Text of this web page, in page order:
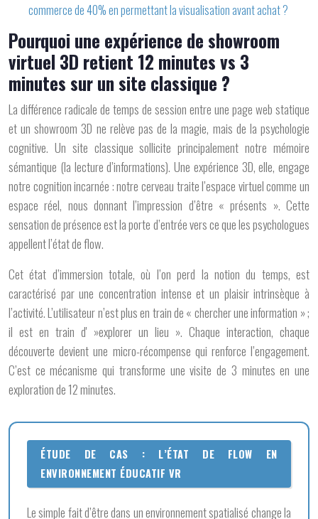
commerce de 40% en permettant la visualisation avant achat ?
Pourquoi une expérience de showroom
virtuel 3D retient 12 minutes vs 3
minutes sur un site classique ?
La différence radicale de temps de session entre une page web statique
et un showroom 3D ne relève pas de la magie, mais de la psychologie
cognitive. Un site classique sollicite principalement notre mémoire
sémantique (la lecture d’informations). Une expérience 3D, elle, engage
notre cognition incarnée : notre cerveau traite l’espace virtuel comme un
espace réel, nous donnant l’impression d’être « présents ». Cette
sensation de présence est la porte d’entrée vers ce que les psychologues
appellent l’état de flow.
Cet état d’immersion totale, où l’on perd la notion du temps, est
caractérisé par une concentration intense et un plaisir intrinsèque à
l’activité. L’utilisateur n’est plus en train de « chercher une information » ;
il est en train d' »explorer un lieu ». Chaque interaction, chaque
découverte devient une micro-récompense qui renforce l’engagement.
C’est ce mécanisme qui transforme une visite de 3 minutes en une
exploration de 12 minutes.
ÉTUDE DE CAS : L’ÉTAT DE FLOW EN
ENVIRONNEMENT ÉDUCATIF VR
Le simple fait d’être dans un environnement spatialisé change la